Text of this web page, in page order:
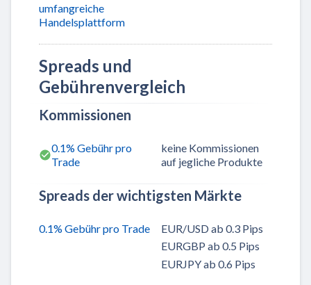
umfangreiche
Handelsplattform
Spreads und
Gebührenvergleich
Kommissionen
0.1% Gebühr pro
Trade
keine Kommissionen
auf jegliche Produkte
Spreads der wichtigsten Märkte
0.1% Gebühr pro Trade
EUR/USD ab 0.3 Pips
EURGBP ab 0.5 Pips
EURJPY ab 0.6 Pips